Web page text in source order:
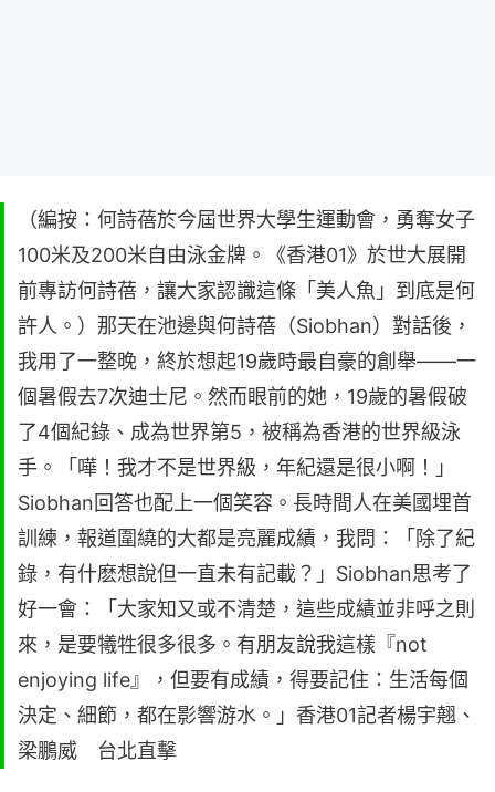
（編按：何詩蓓於今屆世界大學生運動會，勇奪女子
100米及200米自由泳金牌。《香港01》於世大展開
前專訪何詩蓓，讓大家認識這條「美人魚」到底是何
許人。）那天在池邊與何詩蓓（Siobhan）對話後，
我用了一整晚，終於想起19歲時最自豪的創舉——一
個暑假去7次迪士尼。然而眼前的她，19歲的暑假破
了4個紀錄、成為世界第5，被稱為香港的世界級泳
手。「嘩！我才不是世界級，年紀還是很小啊！」
Siobhan回答也配上一個笑容。長時間人在美國埋首
訓練，報道圍繞的大都是亮麗成績，我問：「除了紀
錄，有什麽想說但一直未有記載？」Siobhan思考了
好一會：「大家知又或不清楚，這些成績並非呼之則
來，是要犧牲很多很多。有朋友說我這樣『not
enjoying life』，但要有成績，得要記住：生活每個
決定、細節，都在影響游水。」香港01記者楊宇翹、
梁鵬威 台北直擊